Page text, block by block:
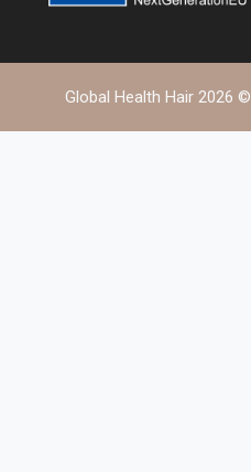
Global Health Hair 2026 ©